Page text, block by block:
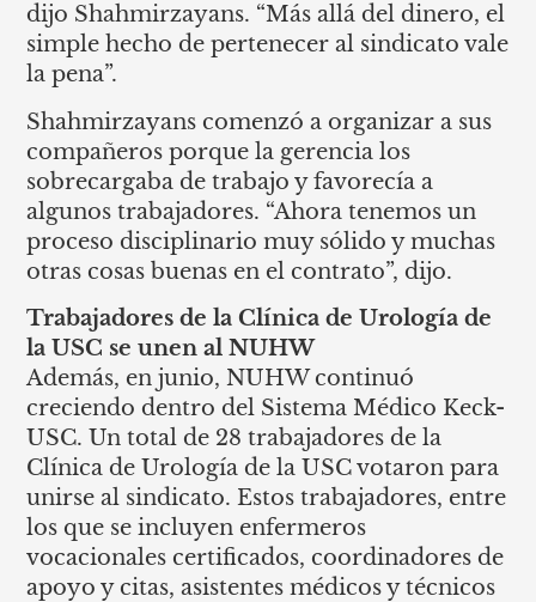
dijo Shahmirzayans. “Más allá del dinero, el
simple hecho de pertenecer al sindicato vale
la pena”.
Shahmirzayans comenzó a organizar a sus
compañeros porque la gerencia los
sobrecargaba de trabajo y favorecía a
algunos trabajadores. “Ahora tenemos un
proceso disciplinario muy sólido y muchas
otras cosas buenas en el contrato”, dijo.
Trabajadores de la Clínica de Urología de
la USC se unen al NUHW
Además, en junio, NUHW continuó
creciendo dentro del Sistema Médico Keck-
USC. Un total de 28 trabajadores de la
Clínica de Urología de la USC votaron para
unirse al sindicato. Estos trabajadores, entre
los que se incluyen enfermeros
vocacionales certificados, coordinadores de
apoyo y citas, asistentes médicos y técnicos